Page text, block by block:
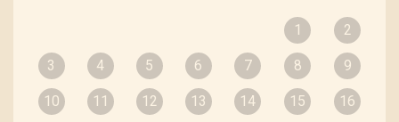
1 2
3 4 5 6 7 8 9
10 11 12 13 14 15 16